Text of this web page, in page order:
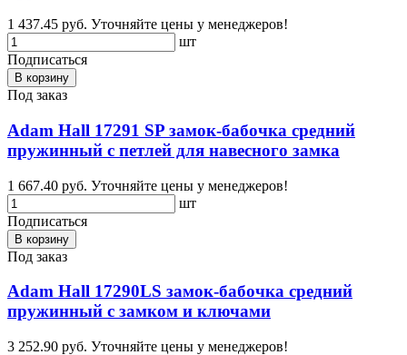
1 437.45 руб. Уточняйте цены у менеджеров!
шт
Подписаться
В корзину
Под заказ
Adam Hall 17291 SP замок-бабочка средний
пружинный с петлей для навесного замка
1 667.40 руб. Уточняйте цены у менеджеров!
шт
Подписаться
В корзину
Под заказ
Adam Hall 17290LS замок-бабочка средний
пружинный с замком и ключами
3 252.90 руб. Уточняйте цены у менеджеров!